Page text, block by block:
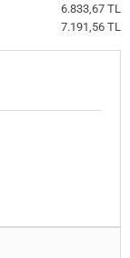
6.833,67 TL
7.191,56 TL